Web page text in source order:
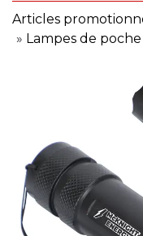
Articles
» Lampes de poche